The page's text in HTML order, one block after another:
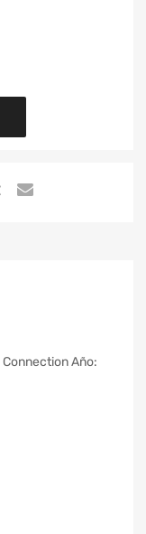
Connection Año: